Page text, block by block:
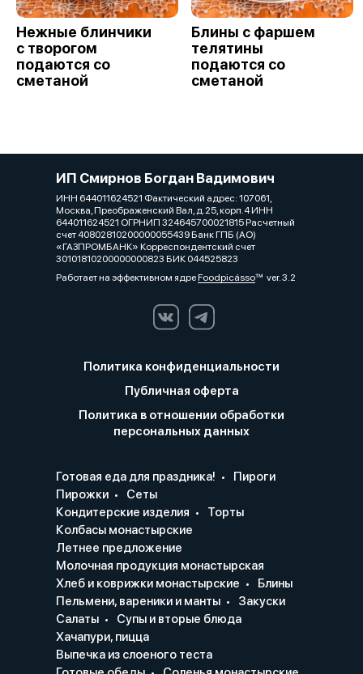
Нежные блинчики
с творогом
подаются со
сметаной
Блины с фаршем
телятины
подаются со
сметаной
ИП Смирнов Богдан Вадимович
ИНН 644011624521 Фактический адрес: 107061,
Москва, Преображенский Вал, д.25, корп.4 ИНН
644011624521 ОГРНИП 324645700021815 Расчетный
счет 40802810200000055439 Банк ГПБ (АО)
«ГАЗПРОМБАНК» Корреспондентский счет
30101810200000000823 БИК 044525823
Работает на эффективном ядреFoodpicássover. 3.2
Политика конфиденциальности
Публичная оферта
Политика в отношении обработки
персональных данных
Готовая еда для праздника!
Пироги
Пирожки
Сеты
Кондитерские изделия
Торты
Колбасы монастырские
Летнее предложение
Молочная продукция монастырская
Хлеб и коврижки монастырские
Блины
Пельмени, вареники и манты
Закуски
Салаты
Супы и вторые блюда
Хачапури, пицца
Выпечка из слоеного теста